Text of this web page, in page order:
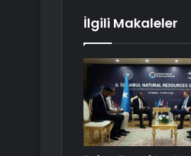
İlgili Makaleler